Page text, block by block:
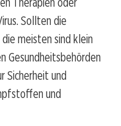
Sollten die
meisten sind klein
Gesundheitsbehörden
Sicherheit und
und